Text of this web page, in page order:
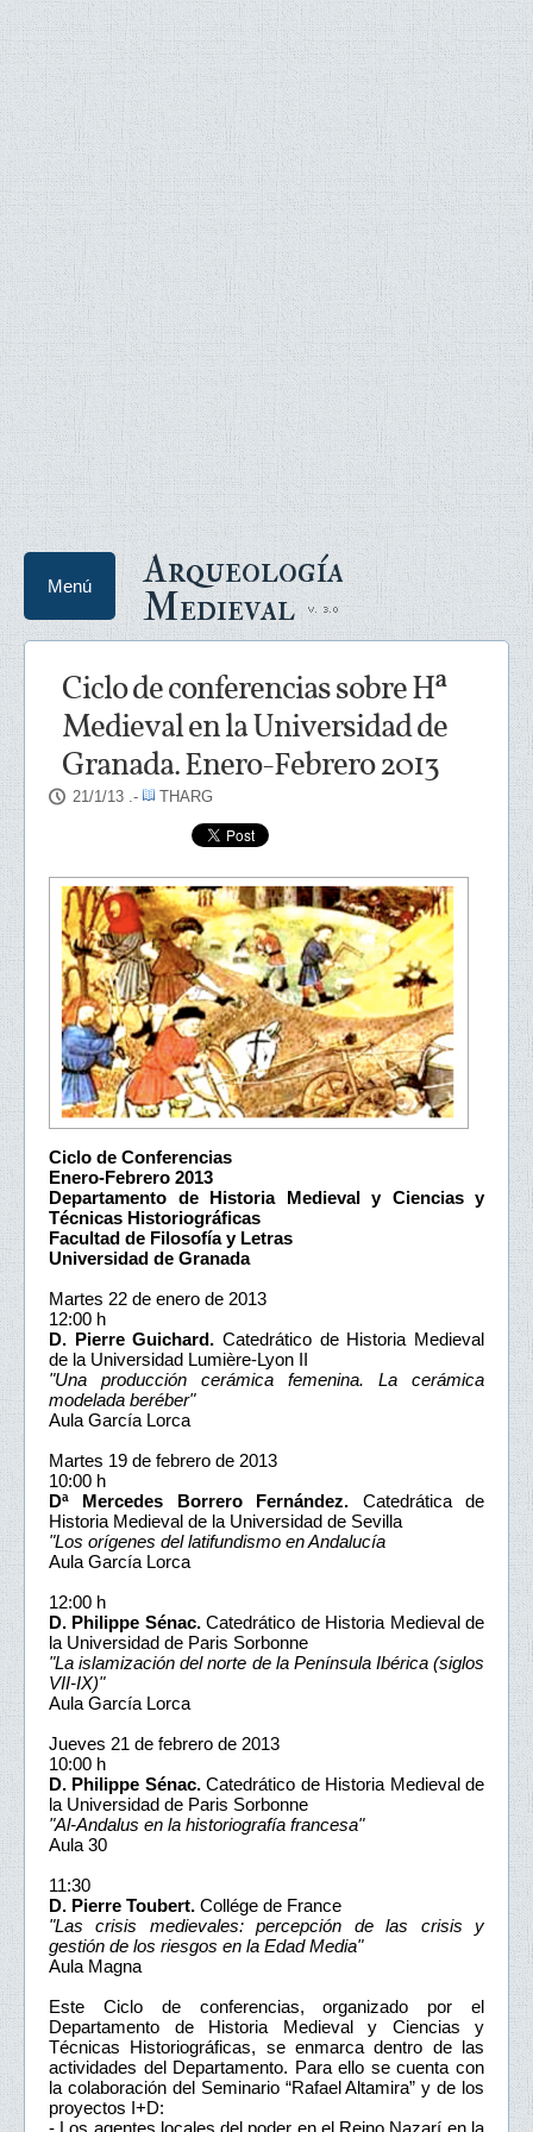
Arqueología
Medieval
Menú
Ciclo de conferencias sobre Hª
Medieval en la Universidad de
Granada. Enero-Febrero 2013
21/1/13 .- THARG
Ciclo de Conferencias
Enero-Febrero 2013
Departamento de Historia Medieval y Ciencias y
Técnicas Historiográficas
Facultad de Filosofía y Letras
Universidad de Granada
Martes 22 de enero de 2013
12:00 h
D. Pierre Guichard. Catedrático de Historia Medieval
de la Universidad Lumière-Lyon II
"Una producción cerámica femenina. La cerámica
modelada beréber"
Aula García Lorca
Martes 19 de febrero de 2013
10:00 h
Dª Mercedes Borrero Fernández. Catedrática de
Historia Medieval de la Universidad de Sevilla
"Los orígenes del latifundismo en Andalucía
Aula García Lorca
12:00 h
D. Philippe Sénac.Catedrático de Historia Medieval de
la Universidad de Paris Sorbonne
"La islamización del norte de la Península Ibérica (siglos
VII-IX)"
Aula García Lorca
Jueves 21 de febrero de 2013
10:00 h
D. Philippe Sénac.Catedrático de Historia Medieval de
la Universidad de Paris Sorbonne
"Al-Andalus en la historiografía francesa"
Aula 30
11:30
D. Pierre Toubert. Collége de France
"Las crisis medievales: percepción de las crisis y
gestión de los riesgos en la Edad Media"
Aula Magna
Este Ciclo de conferencias, organizado por el
Departamento de Historia Medieval y Ciencias y
Técnicas Historiográficas, se enmarca dentro de las
actividades del Departamento. Para ello se cuenta con
la colaboración del Seminario “Rafael Altamira” y de los
proyectos I+D: